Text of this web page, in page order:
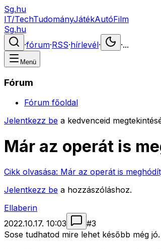
Sg.hu
IT/TechTudományJátékAutóFilm
Sg.hu
·fórum·RSS·hírlevél· ·...
Menü
Fórum
Fórum főoldal
Jelentkezz be a kedvenceid
Már az operát is
Cikk olvasása: Már az operát is
Jelentkezz be a hozzászóláshoz.
Ellaberin
2022.10.17. 10:03
#3
Sose tudhatod mire lehet később még jó.